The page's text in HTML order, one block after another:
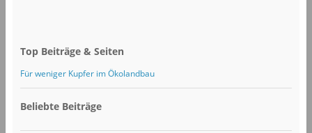
Top Beiträge & Seiten
Für weniger Kupfer im Ökolandbau
Beliebte Beiträge